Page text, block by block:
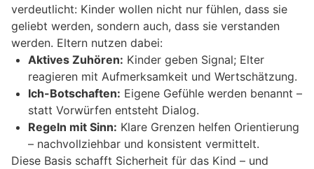
verdeutlicht: Kinder wollen nicht nur fühlen, dass sie
geliebt werden, sondern auch, dass sie verstanden
werden. Eltern nutzen dabei:
Aktives Zuhören: Kinder geben Signal; Elter
reagieren mit Aufmerksamkeit und Wertschätzung.
Ich-Botschaften: Eigene Gefühle werden benannt –
statt Vorwürfen entsteht Dialog.
Regeln mit Sinn: Klare Grenzen helfen Orientierung
– nachvollziehbar und konsistent vermittelt.
Diese Basis schafft Sicherheit für das Kind – und